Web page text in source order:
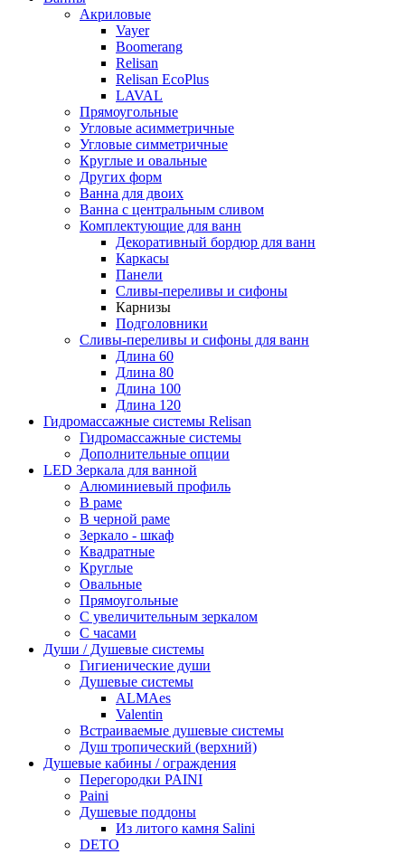
Акриловые
Vayer
Boomerang
Relisan
Relisan EcoPlus
LAVAL
Прямоугольные
Угловые асимметричные
Угловые симметричные
Круглые и овальные
Других форм
Ванна для двоих
Ванна с центральным сливом
Комплектующие для ванн
Декоративный бордюр для ванн
Каркасы
Панели
Сливы-переливы и сифоны
Карнизы
Подголовники
Сливы-переливы и сифоны для ванн
Длина 60
Длина 80
Длина 100
Длина 120
Гидромассажные системы Relisan
Гидромассажные системы
Дополнительные опции
LED Зеркала для ванной
Алюминиевый профиль
В раме
В черной раме
Зеркало - шкаф
Квадратные
Круглые
Овальные
Прямоугольные
С увеличительным зеркалом
С часами
Души / Душевые системы
Гигиенические души
Душевые системы
ALMAes
Valentin
Встраиваемые душевые системы
Душ тропический (верхний)
Душевые кабины / ограждения
Перегородки PAINI
Paini
Душевые поддоны
Из литого камня Salini
DETO